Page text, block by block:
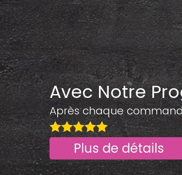
Avec Notre
Après chaque
Plus de détails